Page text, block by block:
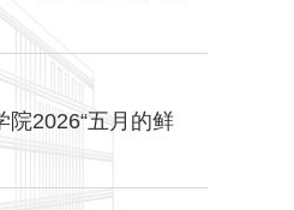
院2026“五月的鲜